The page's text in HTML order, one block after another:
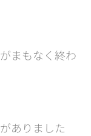
まもなく終わ
ありました